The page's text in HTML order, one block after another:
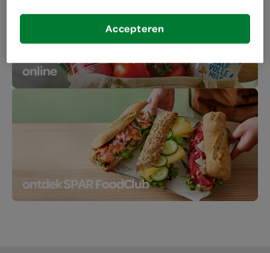
online
ontdek SPAR FoodClub
Accepteren